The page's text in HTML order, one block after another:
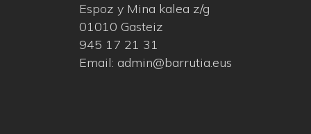
Espoz y Mina kalea z/g
01010 Gasteiz
945 17 21 31
Email: admin@barrutia.eus